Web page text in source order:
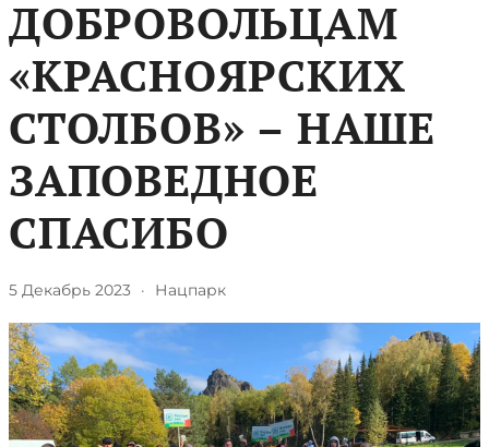
​ДОБРОВОЛЬЦАМ
«КРАСНОЯРСКИХ
СТОЛБОВ» – НАШЕ
ЗАПОВЕДНОЕ
СПАСИБО
5 Декабрь 2023 · Нацпарк